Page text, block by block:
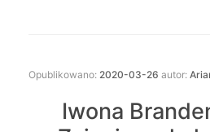
Opublikowano: 2020-03-26 autor:
Iwona